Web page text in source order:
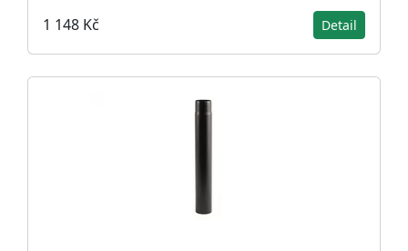
1 148 Kč Detail